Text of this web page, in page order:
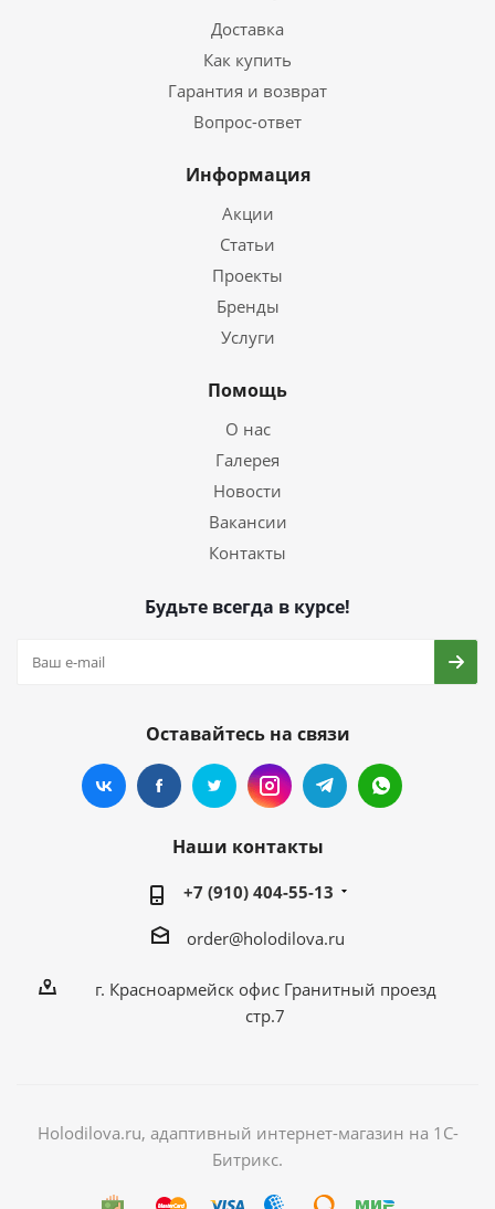
Доставка
Как купить
Гарантия и возврат
Вопрос-ответ
Информация
Акции
Статьи
Проекты
Бренды
Услуги
Помощь
О нас
Галерея
Новости
Вакансии
Контакты
Будьте всегда в курсе!
Оставайтесь на связи
Наши контакты
+7 (910) 404-55-13
order@holodilova.ru
г. Красноармейск офис Гранитный проезд
стр.7
Holodilova.ru, адаптивный интернет-магазин на 1С-
Битрикс.